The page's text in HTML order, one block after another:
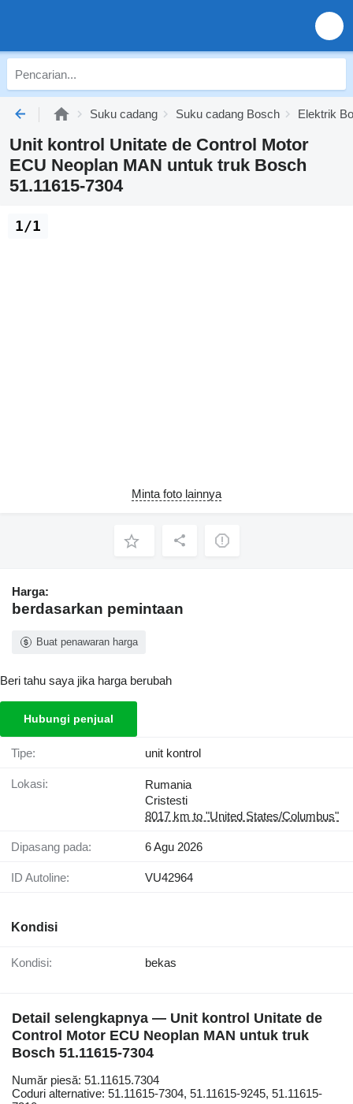
Suku cadang Suku cadang Bosch Elektrik
Unit kontrol Unitate de Control Motor
ECU Neoplan MAN untuk truk Bosch
51.11615-7304
1/1
Minta foto lainnya
Harga:
berdasarkan pemintaan
Buat penawaran harga
Beri tahu saya jika harga berubah
Hubungi penjual
Tipe: unit kontrol
Lokasi:
Rumania
Cristesti
8017 km to "United States/Columbus"
Dipasang pada: 6 Agu 2026
ID Autoline: VU42964
Kondisi
Kondisi: bekas
Detail selengkapnya — Unit kontrol Unitate de
Control Motor ECU Neoplan MAN untuk truk
Bosch 51.11615-7304
Număr piesă: 51.11615.7304
Coduri alternative: 51.11615-7304, 51.11615-9245, 51.11615-